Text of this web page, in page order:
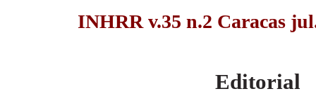
INHRR v.35 n.2 Caracas
Editorial